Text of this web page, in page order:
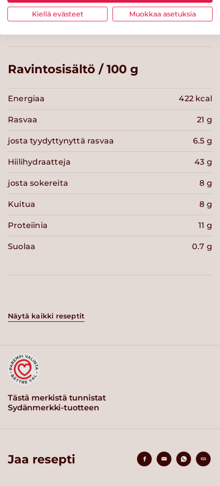
Alle 60 minuuttia Joulu
Ravintosisältö / 100 g
Energiaa 422 kcal
Rasvaa 21 g
josta tyydyttynyttä rasvaa 6.5 g
Hiilihydraatteja 43 g
josta sokereita 8 g
Kuitua 8 g
Proteiinia 11 g
Suolaa 0.7 g
Näytä kaikki reseptit
Tästä merkistä tunnistat
Sydänmerkki-tuotteen
Jaa resepti
Kiellä evästeet Muokkaa asetuksia